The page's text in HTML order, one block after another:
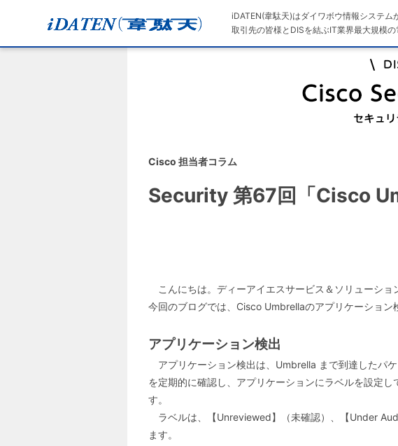
iDATEN(韋駄天)はダイワボウ情報システム
取引先の皆様とDISを結ぶIT業界最大規模の
Cisco 担当者コラム
Security 第67回「Cisco
こんにちは。ディーアイエスサービス＆ソリューショ
今回のブログでは、Cisco Umbrellaのアプリケーション
アプリケーション検出
アプリケーション検出は、Umbrella まで到達したパ
を定期的に確認し、アプリケーションにラベルを設定
す。
ラベルは、【Unreviewed】（未確認）、【Under
ます。